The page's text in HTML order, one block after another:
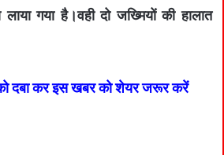
गया है।वही दो जख्मियों की हालात
दबा कर इस खबर को शेयर जरूर करें